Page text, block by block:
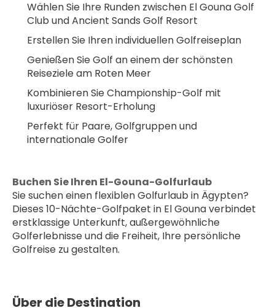
Wählen Sie Ihre Runden zwischen El Gouna Golf
Club und Ancient Sands Golf Resort
Erstellen Sie Ihren individuellen Golfreiseplan
Genießen Sie Golf an einem der schönsten
Reiseziele am Roten Meer
Kombinieren Sie Championship-Golf mit
luxuriöser Resort-Erholung
Perfekt für Paare, Golfgruppen und
internationale Golfer
Buchen Sie Ihren El-Gouna-Golfurlaub
Sie suchen einen flexiblen Golfurlaub in Ägypten?
Dieses 10-Nächte-Golfpaket in El Gouna verbindet
erstklassige Unterkunft, außergewöhnliche
Golferlebnisse und die Freiheit, Ihre persönliche
Golfreise zu gestalten.
Über die Destination